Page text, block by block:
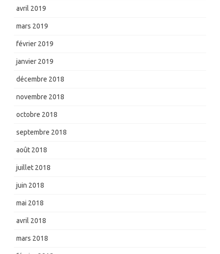
avril 2019
mars 2019
février 2019
janvier 2019
décembre 2018
novembre 2018
octobre 2018
septembre 2018
août 2018
juillet 2018
juin 2018
mai 2018
avril 2018
mars 2018